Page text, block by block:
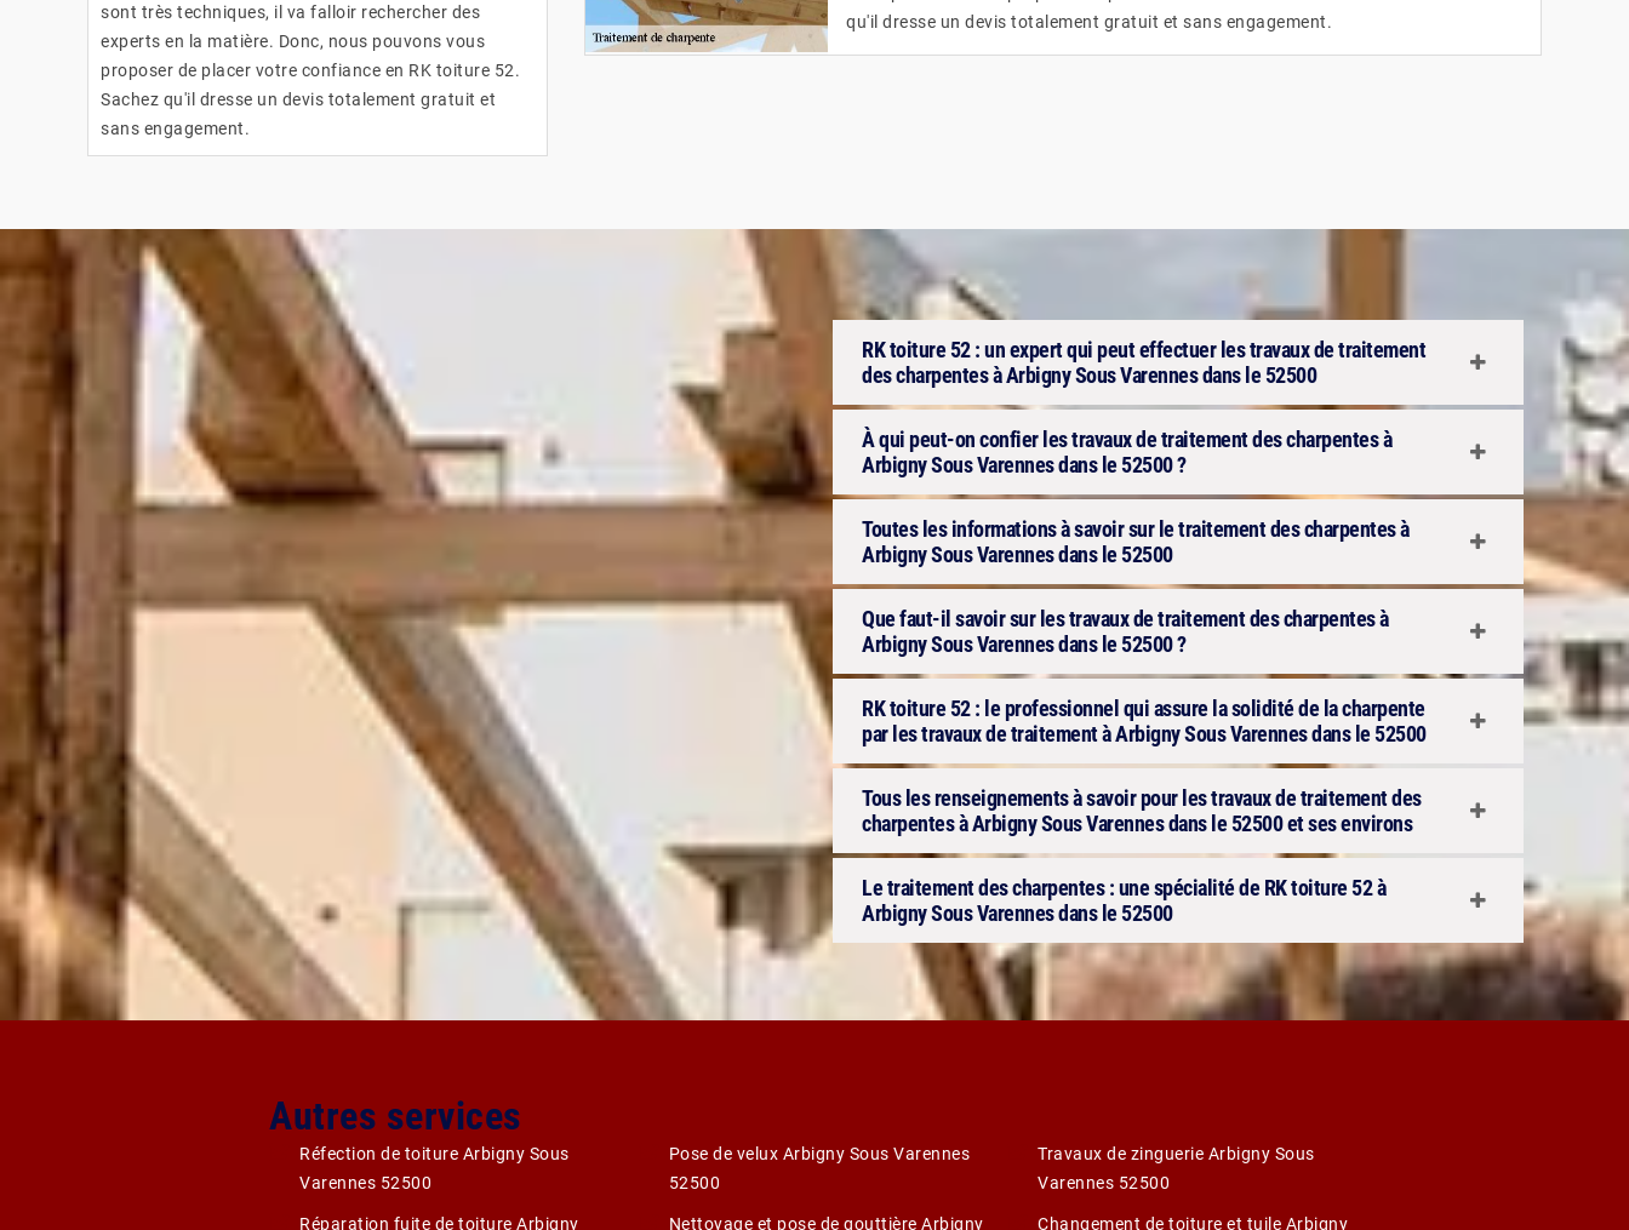
sont très techniques, il va falloir rechercher des
experts en la matière. Donc, nous pouvons vous
proposer de placer votre confiance en RK toiture 52.
Sachez qu'il dresse un devis totalement gratuit et
sans engagement.
qu'il dresse un devis totalement gratuit et sans engagement.
RK toiture 52 : un expert qui peut effectuer les travaux de traitement
des charpentes à Arbigny Sous Varennes dans le 52500
À qui peut-on confier les travaux de traitement des charpentes à
Arbigny Sous Varennes dans le 52500 ?
Toutes les informations à savoir sur le traitement des charpentes à
Arbigny Sous Varennes dans le 52500
Que faut-il savoir sur les travaux de traitement des charpentes à
Arbigny Sous Varennes dans le 52500 ?
RK toiture 52 : le professionnel qui assure la solidité de la charpente
par les travaux de traitement à Arbigny Sous Varennes dans le 52500
Tous les renseignements à savoir pour les travaux de traitement des
charpentes à Arbigny Sous Varennes dans le 52500 et ses environs
Le traitement des charpentes : une spécialité de RK toiture 52 à
Arbigny Sous Varennes dans le 52500
Autres services
Réfection de toiture Arbigny Sous
Varennes 52500
Réparation fuite de toiture Arbigny
Pose de velux Arbigny Sous Varennes
52500
Nettoyage et pose de gouttière Arbigny
Travaux de zinguerie Arbigny Sous
Varennes 52500
Changement de toiture et tuile Arbigny